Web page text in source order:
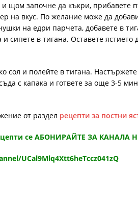
и щом започне да къкри, прибавете
на вкус. По желание може да
на едри парчета, добавете в
сипете в тигана. Оставете ястието
сол и полейте в тигана.
с капака и гответе за още 3-5
от раздел рецепти за постни
се АБОНИРАЙТЕ ЗА КАНАЛА
UCal9Mlq4Xtt6heTccz041zQ